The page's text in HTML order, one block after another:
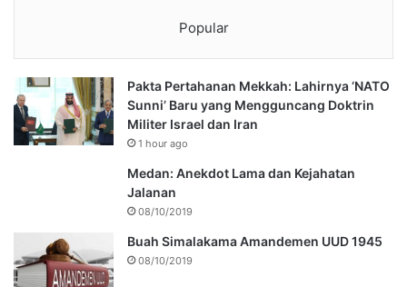
Popular
Pakta Pertahanan Mekkah: Lahirnya ‘NATO
Sunni’ Baru yang Mengguncang Doktrin
Militer Israel dan Iran
1 hour ago
Medan: Anekdot Lama dan Kejahatan
Jalanan
08/10/2019
Buah Simalakama Amandemen UUD 1945
08/10/2019